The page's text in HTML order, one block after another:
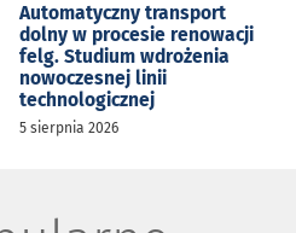
Automatyczny transport
dolny w procesie renowacji
felg. Studium wdrożenia
nowoczesnej linii
technologicznej
5 sierpnia 2026